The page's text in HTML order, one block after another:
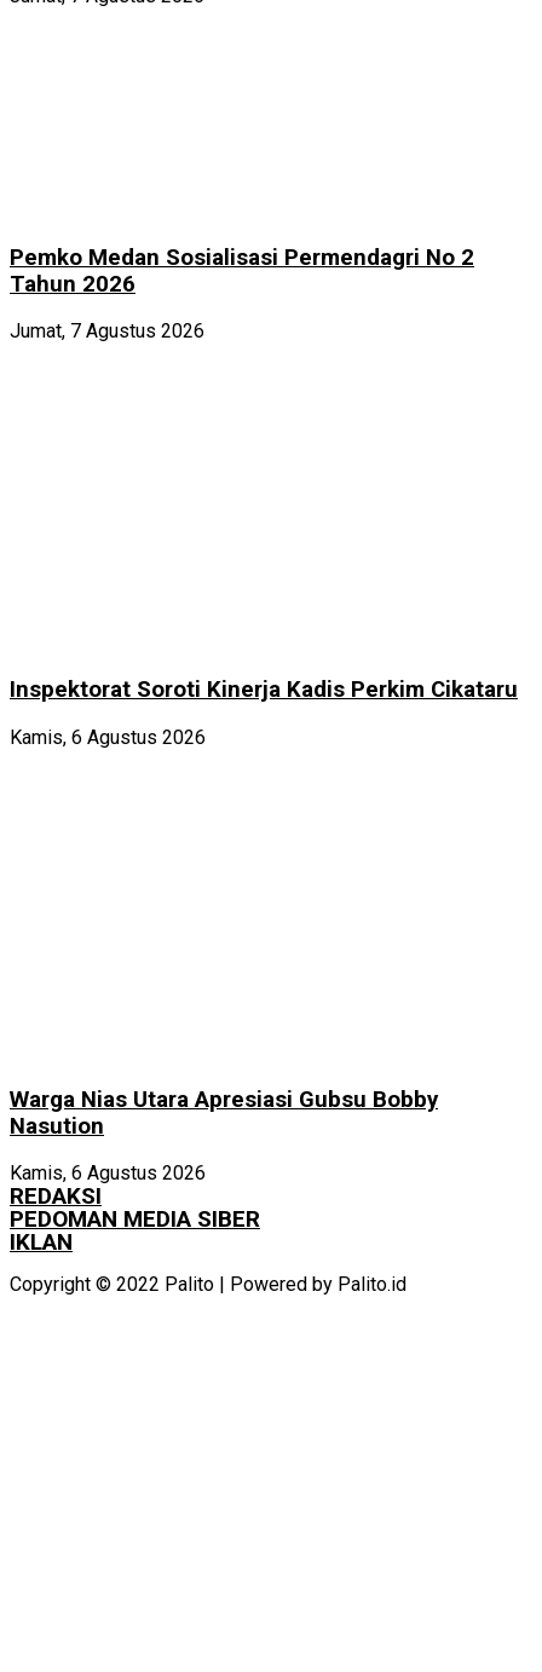
Pemko Medan Sosialisasi Permendagri No 2
Tahun 2026
Jumat, 7 Agustus 2026
Inspektorat Soroti Kinerja Kadis Perkim Cikataru
Kamis, 6 Agustus 2026
Warga Nias Utara Apresiasi Gubsu Bobby
Nasution
Kamis, 6 Agustus 2026
REDAKSI
PEDOMAN MEDIA SIBER
IKLAN
Copyright © 2022 Palito | Powered by Palito.id